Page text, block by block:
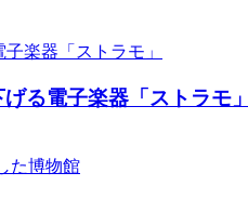
る電子楽器「ストラモ」